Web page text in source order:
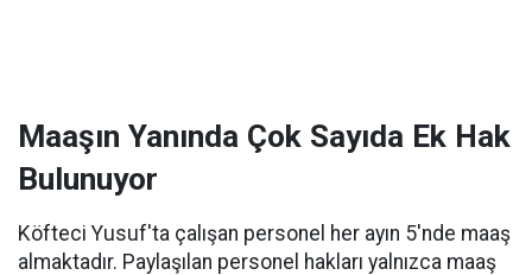
Maaşın Yanında Çok Sayıda Ek Hak
Bulunuyor
Köfteci Yusuf'ta çalışan personel her ayın 5'nde maaş
almaktadır. Paylaşılan personel hakları yalnızca maaş